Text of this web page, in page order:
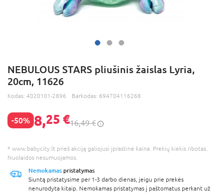
NEBULOUS STARS pliušinis žaislas Lyria,
20cm, 11626
Kodas: 4020101-2896 Barkodas: 694704116268
-50% 8,25 €16,49 €
* www.babycity.lt prieš akciją galiojusi įprastinė kaina. Prekių kiekis ribotas.
Nuolaidos nesumuojamos.
Nemokamas pristatymas
Siuntą pristatysime per 1-3 darbo dienas, jeigu prie prekės
nenurodyta kitaip. Nemokamas pristatymas į paštomatus perkant už